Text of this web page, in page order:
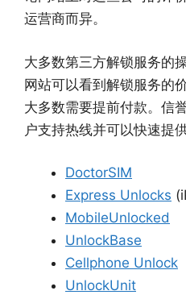
运营商而异。
大多数第三方解锁服务的
网站可以看到解锁服务的
大多数需要提前付款。信
户支持热线并可以快速提
DoctorSIM
Express Unlocks
MobileUnlocked
UnlockBase
Cellphone Unlock
UnlockUnit